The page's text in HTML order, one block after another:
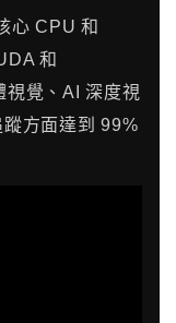
心 CPU 和
和
視覺、AI 深度視
方面達到 99%